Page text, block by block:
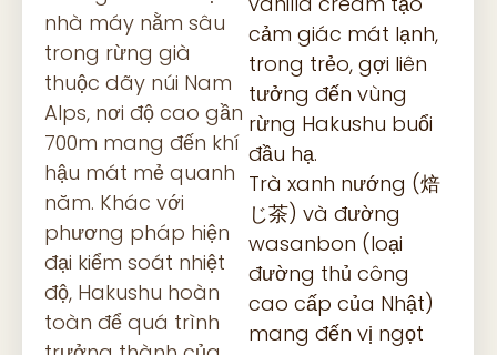
nhà máy nằm sâu
trong rừng già
thuộc dãy núi Nam
Alps, nơi độ cao gần
700m mang đến khí
hậu mát mẻ quanh
năm. Khác với
phương pháp hiện
đại kiểm soát nhiệt
độ, Hakushu hoàn
toàn để quá trình
cảm giác mát lạnh,
trong trẻo, gợi liên
tưởng đến vùng
rừng Hakushu buổi
đầu hạ.
Trà xanh nướng (焙
じ茶) và đường
wasanbon (loại
đường thủ công
cao cấp của Nhật)
mang đến vị ngọt